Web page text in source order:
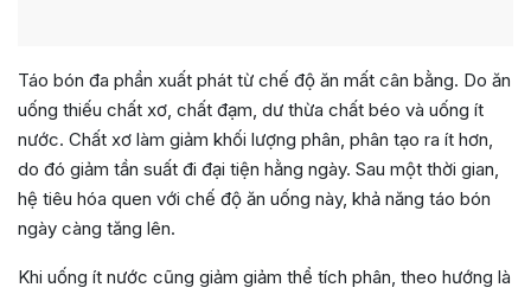
Táo bón đa phần xuất phát từ chế độ ăn mất cân bằng. Do ăn
uống thiếu chất xơ, chất đạm, dư thừa chất béo và uống ít
nước. Chất xơ làm giảm khối lượng phân, phân tạo ra ít hơn,
do đó giảm tần suất đi đại tiện hằng ngày. Sau một thời gian,
hệ tiêu hóa quen với chế độ ăn uống này, khả năng táo bón
ngày càng tăng lên.
Khi uống ít nước cũng giảm giảm thể tích phân, theo hướng là